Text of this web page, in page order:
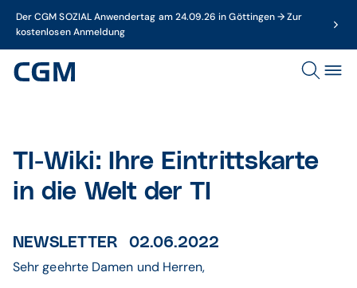
Der CGM SOZIAL Anwendertag am 24.09.26 in Göttingen → Zur
kostenlosen Anmeldung
TI-Wiki: Ihre Eintrittskarte
in die Welt der TI
NEWSLETTER 02.06.2022
Sehr geehrte Damen und Herren,